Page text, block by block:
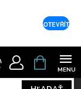
NÁKUPNÝ
KOŠÍK
OTEVŘÍT